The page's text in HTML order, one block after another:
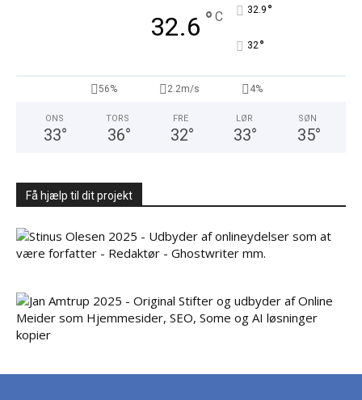
32.6 ° C 32.9 °
32 °
56% 2.2m/s 4%
ONS
33°
TORS
36°
FRE
32°
LØR
33°
SØN
35°
Få hjælp til dit projekt